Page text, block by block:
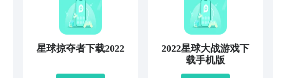
星球掠夺者下载2022
2022星球大战游戏下
载手机版